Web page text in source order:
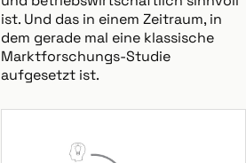
ist. Und das in einem Zeitraum, in
dem gerade mal eine klassische
Marktforschungs-Studie
aufgesetzt ist.